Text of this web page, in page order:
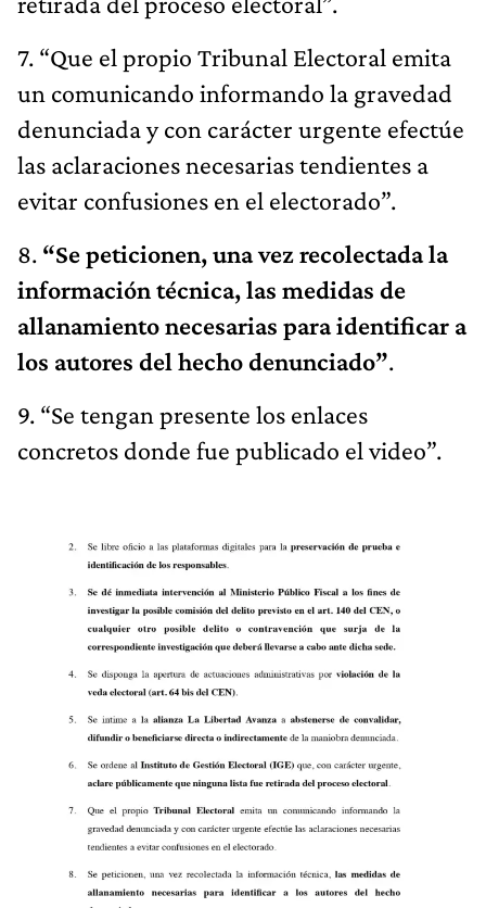
7. “Que el propio Tribunal Electoral emita
un comunicando informando la gravedad
denunciada y con carácter urgente efectúe
las aclaraciones necesarias tendientes a
evitar confusiones en el electorado”.
8. “Se peticionen, una vez recolectada la
información técnica, las medidas de
allanamiento necesarias para identificar a
los autores del hecho denunciado”.
9. “Se tengan presente los enlaces
concretos donde fue publicado el video”.